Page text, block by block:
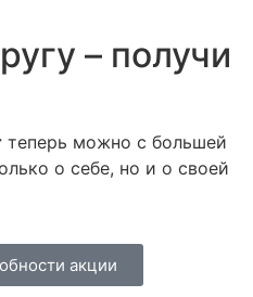
– получи
теперь можно с большей
о себе, но и о своей
акции